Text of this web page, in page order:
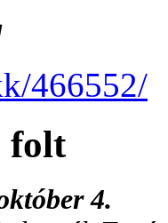
466552/
folt
4.